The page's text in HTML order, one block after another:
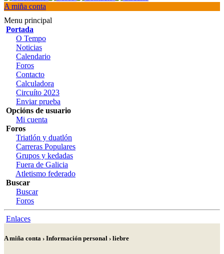
A miña conta
Menu principal
Portada
O Tempo
Noticias
Calendario
Foros
Contacto
Calculadora
Circuíto 2023
Enviar prueba
Opcións de usuario
Mi cuenta
Foros
Triatlón y duatlón
Carreras Populares
Grupos y kedadas
Fuera de Galicia
Atletismo federado
Buscar
Buscar
Foros
Enlaces
A miña conta › Información personal › liebre